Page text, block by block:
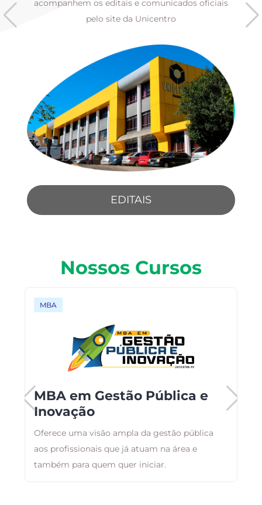
acompanhem os editais e comunicados oficiais
pelo site da Unicentro
EDITAIS
Nossos Cursos
MBA
MBA em Gestão Pública e
Inovação
Oferece uma visão ampla da gestão pública
aos profissionais que já atuam na área e
também para quem quer iniciar.